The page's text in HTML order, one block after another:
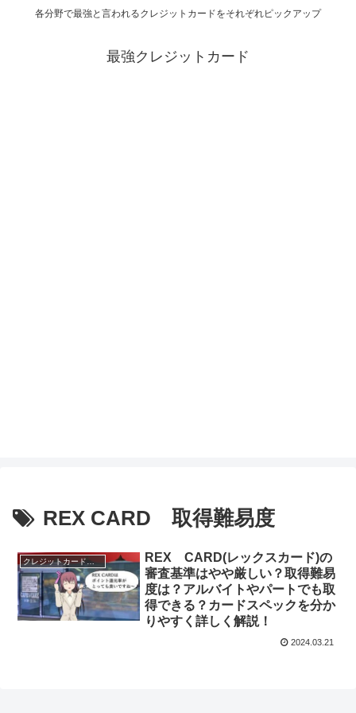
各分野で最強と言われるクレジットカードをそれぞれピックアップ
最強クレジットカード
REX CARD 取得難易度
クレジットカードのスペック
REX CARD(レックスカード)の
審査基準はやや厳しい？取得難易
度は？アルバイトやパートでも取
得できる？カードスペックを分か
りやすく詳しく解説！
2024.03.21